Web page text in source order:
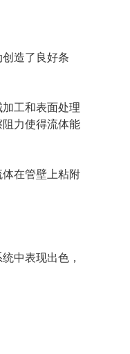
造了良好条
工和表面处理
力使得流体能
在管壁上粘附
中表现出色，